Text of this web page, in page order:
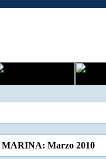
MARINA: Marzo 2010